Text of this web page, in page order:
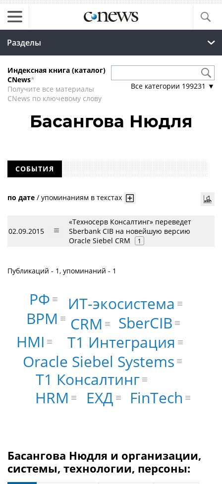
Разделы
Индексная книга (каталог)
CNews*
Получите все материалы
CNews по ключевому слову
Все категории 199231 ▼
Басангова Нюдля
СОБЫТИЯ
по дате / упоминаниям в текстах
02.09.2015
«Техносерв Консалтинг» переведет
Sberbank CIB на новейшую версию
Oracle Siebel CRM
1
Публикаций - 1, упоминаний - 1
Oracle Siebel Systems
Т1 Интеграция
Т1 Консалтинг
SberCIB
CRM
HRM ЕХД FinTech
BPM
ИТ-экосистема
HMI
РФ
Басангова Нюдля и организации,
системы, технологии, персоны: